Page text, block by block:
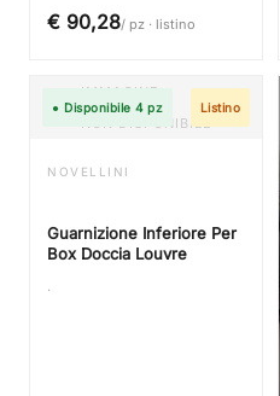
€ 90,28/ pz · listino
IMMAGINE
NON DISPONIBILE
● Disponibile 4 pz Listino
NOVELLINI
Guarnizione Inferiore Per
Box Doccia Louvre
.